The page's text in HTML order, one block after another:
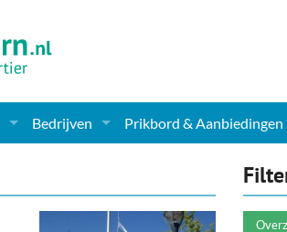
Bedrijven Prikbord & Aanbiedingen